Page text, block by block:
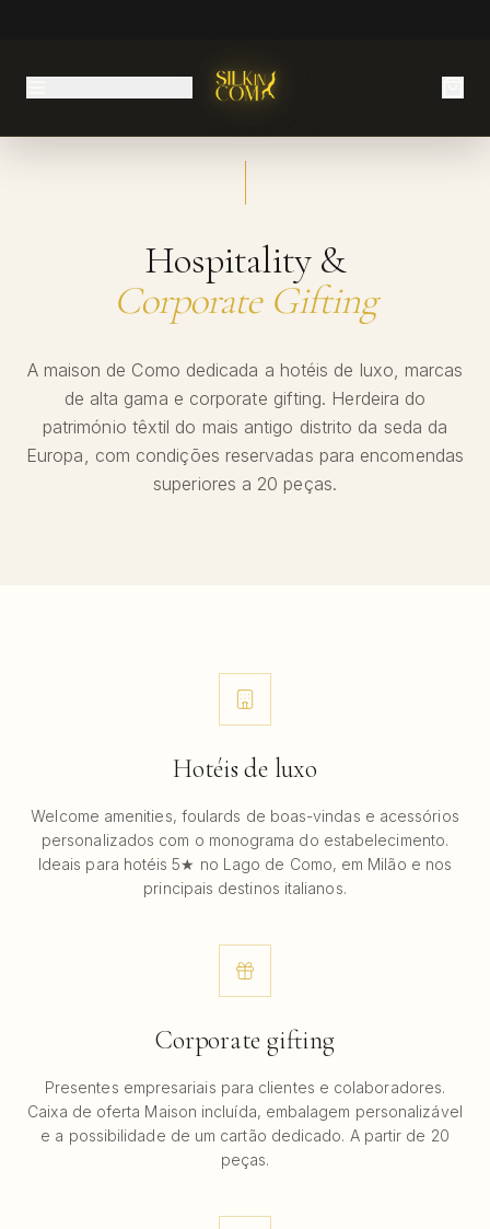
Hospitality &
Corporate Gifting
A maison de Como dedicada a hotéis de luxo, marcas
de alta gama e corporate gifting. Herdeira do
património têxtil do mais antigo distrito da seda da
Europa, com condições reservadas para encomendas
superiores a 20 peças.
Hotéis de luxo
Welcome amenities, foulards de boas-vindas e acessórios
personalizados com o monograma do estabelecimento.
Ideais para hotéis 5★ no Lago de Como, em Milão e nos
principais destinos italianos.
Corporate gifting
Presentes empresariais para clientes e colaboradores.
Caixa de oferta Maison incluída, embalagem personalizável
e a possibilidade de um cartão dedicado. A partir de 20
peças.